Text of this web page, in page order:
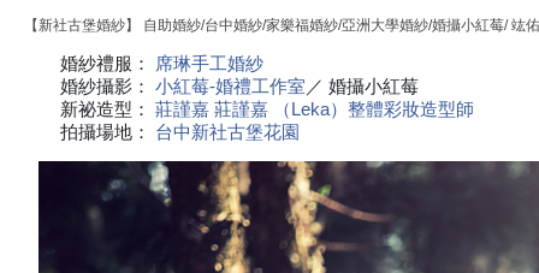
【新社古堡婚紗】 自助婚紗/台中婚紗/家樂福婚紗/亞洲大學婚紗/婚攝小紅莓/ 竑
婚紗禮服：
席琳手工婚紗
婚紗攝影： 小紅莓-婚禮工作室 ／ 婚攝小紅莓
新祕造型： 莊謹嘉 莊謹嘉 （Leka）整體彩妝造型師
拍攝場地： 台中新社古堡花園